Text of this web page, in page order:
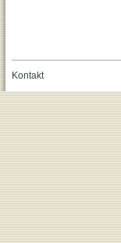
Kontakt